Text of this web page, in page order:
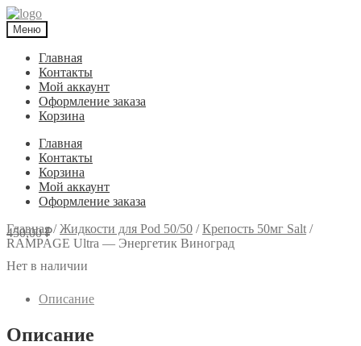
Меню
Главная
Контакты
Мой аккаунт
Оформление заказа
Корзина
Главная
Контакты
Корзина
Мой аккаунт
Оформление заказа
Главная/Жидкости для Pod 50/50 /Крепость 50мг Salt /
RAMPAGE Ultra — Энергетик Виноград
450,00₽
Нет в наличии
Описание
Описание